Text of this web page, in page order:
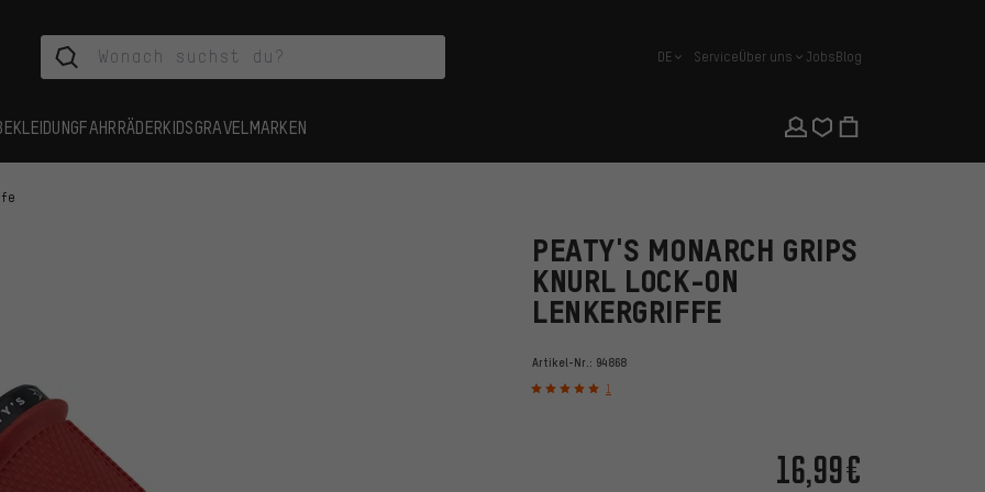
Deutsch
DE ServiceÜber uns JobsBlog
FAHRRÄDERKIDSGRAVEL MARKEN
PEATY'S MONARCH GRIPS
KNURL LOCK-ON
LENKERGRIFFE
Artikel-Nr.: 94868
1
16,99€